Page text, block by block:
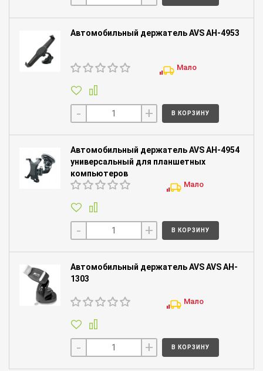
Автомобильный держатель AVS AH-4953
Мало
- + В КОРЗИНУ
Автомобильный держатель AVS AH-4954
универсальный для планшетных
компьютеров
Мало
- + В КОРЗИНУ
Автомобильный держатель AVS AVS AH-
1303
Мало
- + В КОРЗИНУ